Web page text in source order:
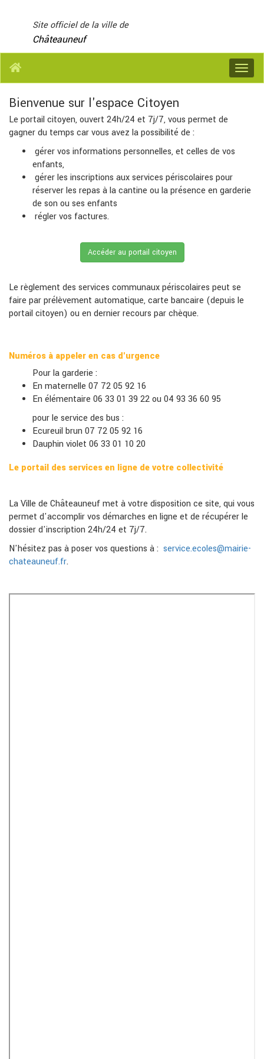
Site officiel de la ville de
Châteauneuf
Menu
Bienvenue sur l'espace Citoyen
Le portail citoyen, ouvert 24h/24 et 7j/7, vous permet de
gagner du temps car vous avez la possibilité de :
gérer vos informations personnelles, et celles de vos
enfants,
gérer les inscriptions aux services périscolaires pour
réserver les repas à la cantine ou la présence en garderie
de son ou ses enfants
régler vos factures.
Accéder au portail citoyen
Le règlement des services communaux périscolaires peut se
faire par prélèvement automatique, carte bancaire (depuis le
portail citoyen) ou en dernier recours par chèque.
Numéros à appeler en cas d'urgence
Pour la garderie :
En maternelle 07 72 05 92 16
En élémentaire 06 33 01 39 22 ou 04 93 36 60 95
pour le service des bus :
Ecureuil brun 07 72 05 92 16
Dauphin violet 06 33 01 10 20
Le portail des services en ligne de votre collectivité
La Ville de Châteauneuf met à votre disposition ce site, qui vous
permet d'accomplir vos démarches en ligne et de récupérer le
dossier d'inscription 24h/24 et 7j/7.
N'hésitez pas à poser vos questions à : service.ecoles@mairie-
chateauneuf.fr.